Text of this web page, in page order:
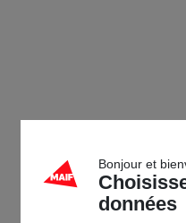
Bonjour et
données